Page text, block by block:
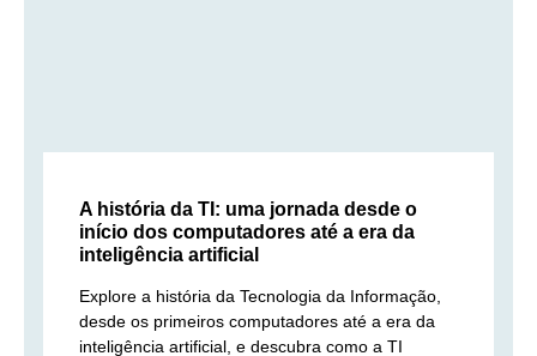
A história da TI: uma jornada desde o
início dos computadores até a era da
inteligência artificial
Explore a história da Tecnologia da Informação,
desde os primeiros computadores até a era da
inteligência artificial, e descubra como a TI